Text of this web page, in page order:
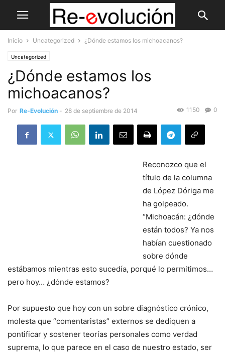
Inicio Uncategorized ¿Dónde estamos los michoacanos?
Uncategorized
¿Dónde estamos los
michoacanos?
Por Re-Evolución - 28 de septiembre de 2014 0
1150
Reconozco que el
título de la columna
de López Dóriga me
ha golpeado.
“Michoacán: ¿dónde
están todos? Ya nos
habían cuestionado
sobre dónde
estábamos mientras esto sucedía, porqué lo permitimos…
pero hoy… ¿dónde estamos?
Por supuesto que hoy con un sobre diagnóstico crónico,
molesta que “comentaristas” externos se dediquen a
pontificar y sostener teorías personales como verdad
suprema, lo que parece en el caso de nuestro estado, ser